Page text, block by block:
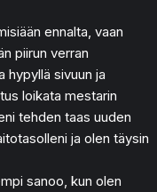
ennalta, vaan
piirun verran
hypyllä sivuun ja
loikata mestarin
tehden taas uuden
ja olen täysin
sanoo, kun olen